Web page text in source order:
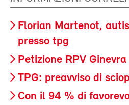
Florian Martenot,
presso tpg
Petizione RPV Ginevra
TPG: preavviso di
Con il 94 % di